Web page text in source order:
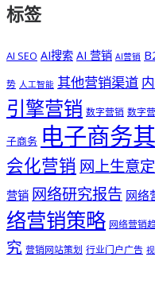
标签
AI SEO AI搜索 AI 营销 AI营销
势 人工智能 其他营销渠道
引擎营销 数字营销 数字
子商务 电子商务
会化营销 网上生意
营销 网络研究报告 网络
络营销策略 网络营销
究 营销网站策划 行业门户广告